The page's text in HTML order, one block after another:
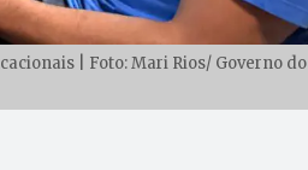
| Foto: Mari Rios/ Governo do